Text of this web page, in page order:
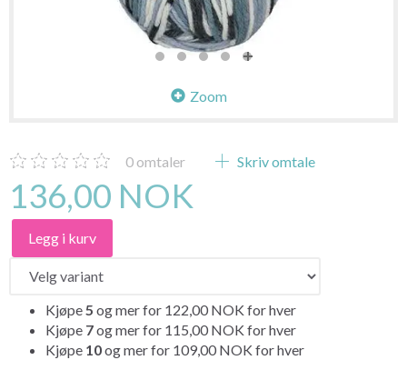
Zoom
0 omtaler Skriv omtale
136,00 NOK
Legg i kurv
Kjøpe 5 og mer for 122,00 NOK for hver
Kjøpe 7og mer for 115,00 NOK for hver
Kjøpe 10og mer for 109,00 NOK for hver